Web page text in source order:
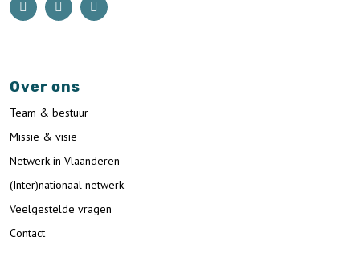
Over ons
Team & bestuur
Missie & visie
Netwerk in Vlaanderen
(Inter)nationaal netwerk
Veelgestelde vragen
Contact